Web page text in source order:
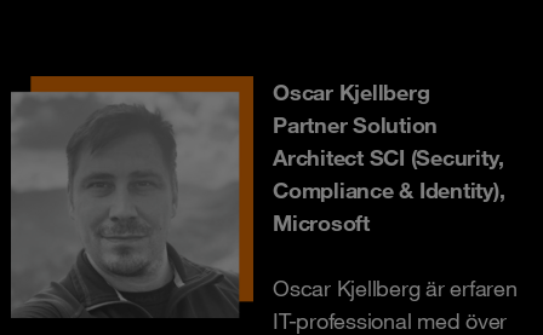
Oscar Kjellberg
Partner Solution
Architect SCI (Security,
Compliance & Identity),
Microsoft
Oscar Kjellberg är erfaren
IT-professional med över